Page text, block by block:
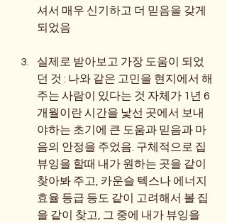
셔서 매우 신기하고 더 믿음을 갖게
되었음
실제로 받아보고 가장 도움이 되었
던 것 : 나와 같은 고민을 현지에서 해
주는 사람이 있다는 것 자체가 1년 6
개월이란 시간을 낯선 곳에서 보내
야하는 초기에 큰 도움과 믿음과 마
음의 안정을 주었음. 구체적으로 집
뷰잉을 할때 내가 원하는 곳을 같이
찾아봐 주고, 카운슬 텍스나 에너지
효율 등급 등도 같이 고려해서 볼 집
을 같이 찾고, 그 중에 내가 뷰잉을